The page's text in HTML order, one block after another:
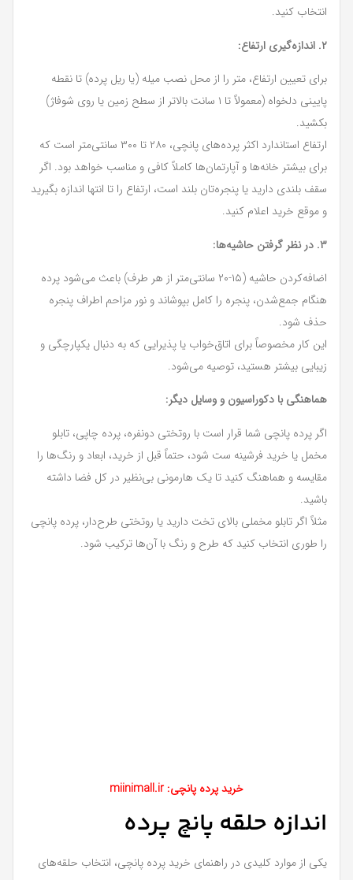
انتخاب کنید.
۲. اندازه‌گیری ارتفاع:
برای تعیین ارتفاع، متر را از محل نصب میله (یا ریل پرده) تا نقطه
پایینی دلخواه (معمولاً تا ۱ سانت بالاتر از سطح زمین یا روی شوفاژ)
بکشید.
ارتفاع استاندارد اکثر پرده‌های پانچی، ۲۸۰ تا ۳۰۰ سانتی‌متر است که
برای بیشتر خانه‌ها و آپارتمان‌ها کاملاً کافی و مناسب خواهد بود. اگر
سقف بلندی دارید یا پنجره‌تان بلند است، ارتفاع را تا انتها اندازه بگیرید
و موقع خرید اعلام کنید.
۳. در نظر گرفتن حاشیه‌ها:
اضافه‌کردن حاشیه (۱۵-۲۰ سانتی‌متر از هر طرف) باعث می‌شود پرده
هنگام جمع‌شدن، پنجره را کامل بپوشاند و نور مزاحم اطراف پنجره
حذف شود.
این کار مخصوصاً برای اتاق‌خواب یا پذیرایی که به دنبال یکپارچگی و
زیبایی بیشتر هستید، توصیه می‌شود.
هماهنگی با دکوراسیون و وسایل دیگر:
اگر پرده پانچی شما قرار است با روتختی دونفره، پرده چاپی، تابلو
مخمل یا خرید فرشینه ست شود، حتماً قبل از خرید، ابعاد و رنگ‌ها را
مقایسه و هماهنگ کنید تا یک هارمونی بی‌نظیر در کل فضا داشته
باشید.
مثلاً اگر تابلو مخملی بالای تخت دارید یا روتختی طرح‌دار، پرده پانچی
را طوری انتخاب کنید که طرح و رنگ با آن‌ها ترکیب شود.
خرید پرده پانچی: miinimall.ir
اندازه حلقه پانچ پرده
یکی از موارد کلیدی در راهنمای خرید پرده پانچی، انتخاب حلقه‌های